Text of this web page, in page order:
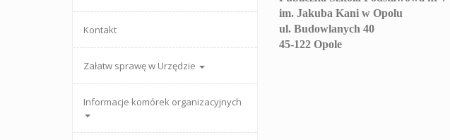
Kontakt
Załatw sprawę w Urzędzie
Informacje komórek organizacyjnych
im. Jakuba Kani w Opolu
ul. Budowlanych 40
45-122 Opole